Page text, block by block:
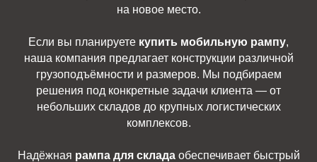
на новое место.
Если вы планируете купить мобильную рампу,
наша компания предлагает конструкции различной
грузоподъёмности и размеров. Мы подбираем
решения под конкретные задачи клиента — от
небольших складов до крупных логистических
комплексов.
Надёжная рампа для складаобеспечивает быстрый